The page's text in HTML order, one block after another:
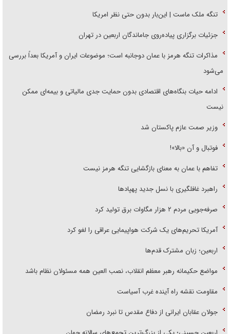
تنگه ملک ماست | این‌بار بدون حتی نظر امریکا
جزئیات برگزاری پیاده‌روی جاماندگان اربعین در تهران
مذاکرات تنگه هرمز با عمان دوجانبه است؛ موضوعات ایران و آمریکا بعداً بررسی
می‌شود
ادامه حیات بنگاه‌های اقتصادی بدون حمایت جدی مالیاتی و بیمه‌ای ممکن
نیست
وزیر صمت عازم پاکستان شد
فوتبال و آن «بالا»!
تفاهم با عمان به معنای بازگشایی تنگه هرمز نیست
راهبرد غافلگیری با نسل جدید پهپاد‌ها
صرفه‌جویی مردم ۲ هزار مگاوات برق تولید کرد
آمریکا تحریم‌های یک شرکت هواپیمایی عراقی را لغو کرد
اربعین؛ زبان مشترک قدم‌ها
مواضع حکیمانه رهبر معظم انقلاب، نصب العین همه مسئولان نظام باشد
مقاومت نقشه راه آینده غرب آسیاست
جولان عقابان ایرانی از دفاع مقدس تا نبرد رمضان